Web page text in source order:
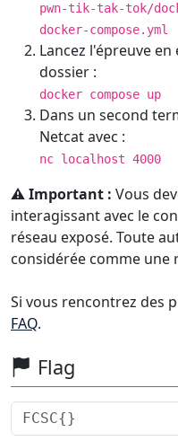
pwn-tik-tak-tok/
docker-compose.yml
Lancez l'épreuve
dossier :
docker compose up
Dans un second
Netcat avec :
nc localhost 4000
⚠️ Important : Vous
interagissant avec le
réseau exposé. Toute
considérée comme une
Si vous rencontrez des
FAQ.
Flag